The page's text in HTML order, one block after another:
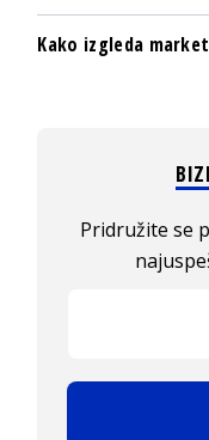
Kako izgleda
Pridružite se